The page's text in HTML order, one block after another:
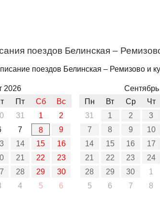
поездов Белинская –
поездов Белинская – Ремизово и
2026
Пт Сб
Вс
31 1
2
7 8
9
14 15
16
21 22
23
28 29
30
4 5 6
Пн
Вт Ср Чт
31
1 2 3
7
8 9 10
14
15 16 17
21
22 23 24
28
29 30 1
5
6 7 8